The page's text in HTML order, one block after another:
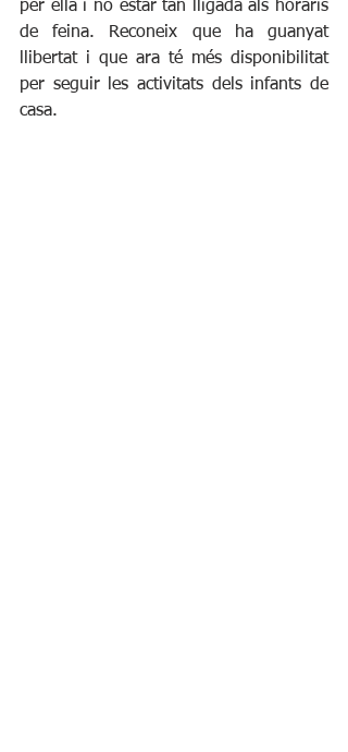
per ella i no estar tan lligada als horaris
de feina. Reconeix que ha guanyat
llibertat i que ara té més disponibilitat
per seguir les activitats dels infants de
casa.